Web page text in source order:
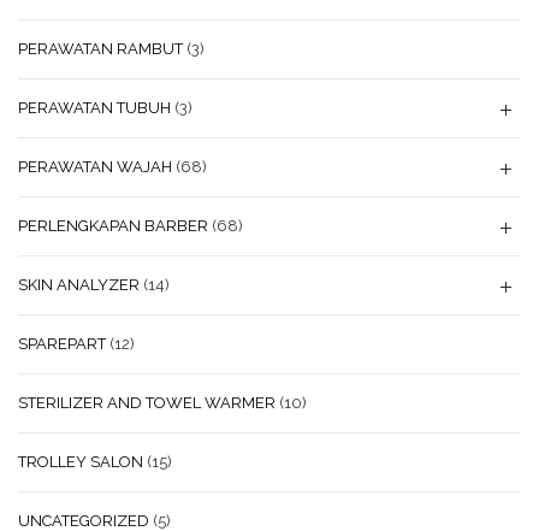
PERAWATAN RAMBUT (3)
PERAWATAN TUBUH (3)
PERAWATAN WAJAH (68)
PERLENGKAPAN BARBER (68)
SKIN ANALYZER (14)
SPAREPART (12)
STERILIZER AND TOWEL WARMER (10)
TROLLEY SALON (15)
UNCATEGORIZED (5)